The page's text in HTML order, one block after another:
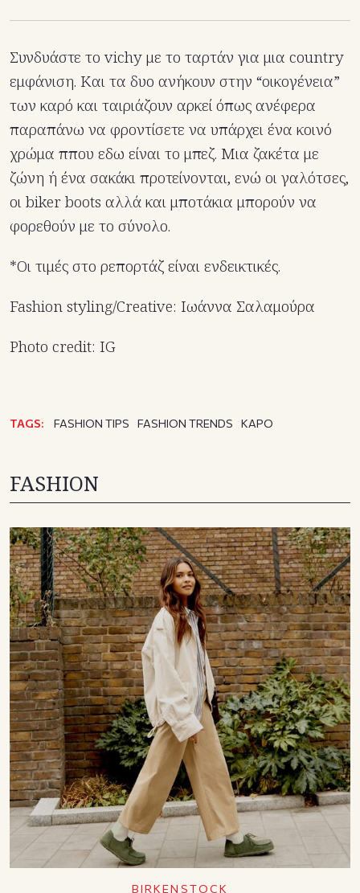
Συνδυάστε το vichy με το ταρτάν για μια country
εμφάνιση. Και τα δυο ανήκουν στην “οικογένεια”
των καρό και ταιριάζουν αρκεί όπως ανέφερα
παραπάνω να φροντίσετε να υπάρχει ένα κοινό
χρώμα ππου εδω είναι το μπεζ. Μια ζακέτα με
ζώνη ή ένα σακάκι προτείνονται, ενώ οι γαλότσες,
οι biker boots αλλά και μποτάκια μπορούν να
φορεθούν με το σύνολο.
*Οι τιμές στο ρεπορτάζ είναι ενδεικτικές.
Fashion styling/Creative: Ιωάννα Σαλαμούρα
Photo credit: IG
TAGS: FASHION TIPS FASHION TRENDS ΚΑΡΟ
FASHION
BIRKENSTOCK